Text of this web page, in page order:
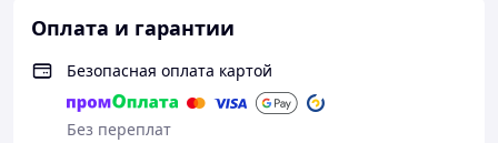
Оплата и гарантии
Безопасная оплата картой
Без переплат